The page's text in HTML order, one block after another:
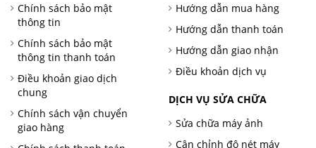
Chính sách bảo mật
thông tin
Chính sách bảo mật
thông tin thanh toán
Điều khoản giao dịch
chung
Chính sách vận chuyển
giao hàng
Hướng dẫn mua hàng
Hướng dẫn thanh toán
Hướng dẫn giao nhận
Điều khoản dịch vụ
DỊCH VỤ SỬA CHỮA
Sửa chữa máy ảnh
Cân chỉnh độ nét máy